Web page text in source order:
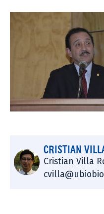
CRISTIAN
Cristian Villa